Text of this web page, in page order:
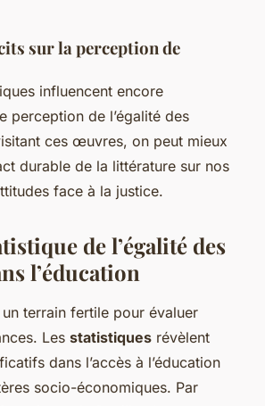
sur la perception de
influencent encore
perception de l’égalité des
ces œuvres, on peut mieux
durable de la littérature sur nos
face à la justice.
de l’égalité des
l’éducation
terrain fertile pour évaluer
Les statistiques révèlent
dans l’accès à l’éducation
socio-économiques. Par